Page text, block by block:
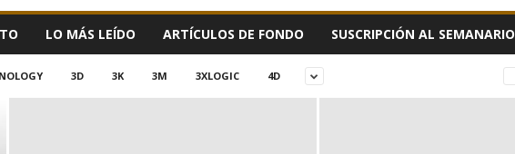
LO MÁS LEÍDO ARTÍCULOS DE FONDO SUSCRIPCIÓN AL SEMANARIO
3D 3K 3M 3XLOGIC 4D